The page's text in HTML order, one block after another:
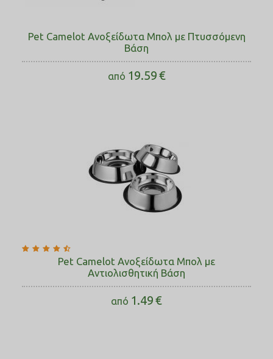
Pet Camelot Ανοξείδωτα Μπολ με Πτυσσόμενη
Βάση
από 19.59€
Pet Camelot Ανοξείδωτα Μπολ με
Αντιολισθητική Βάση
από 1.49€